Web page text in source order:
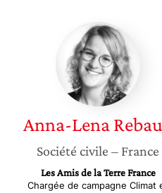
Anna-
Lena
Rebaud
Anna-Lena
Société civile – France
Les Amis de la Terre France
Chargée de campagne Climat